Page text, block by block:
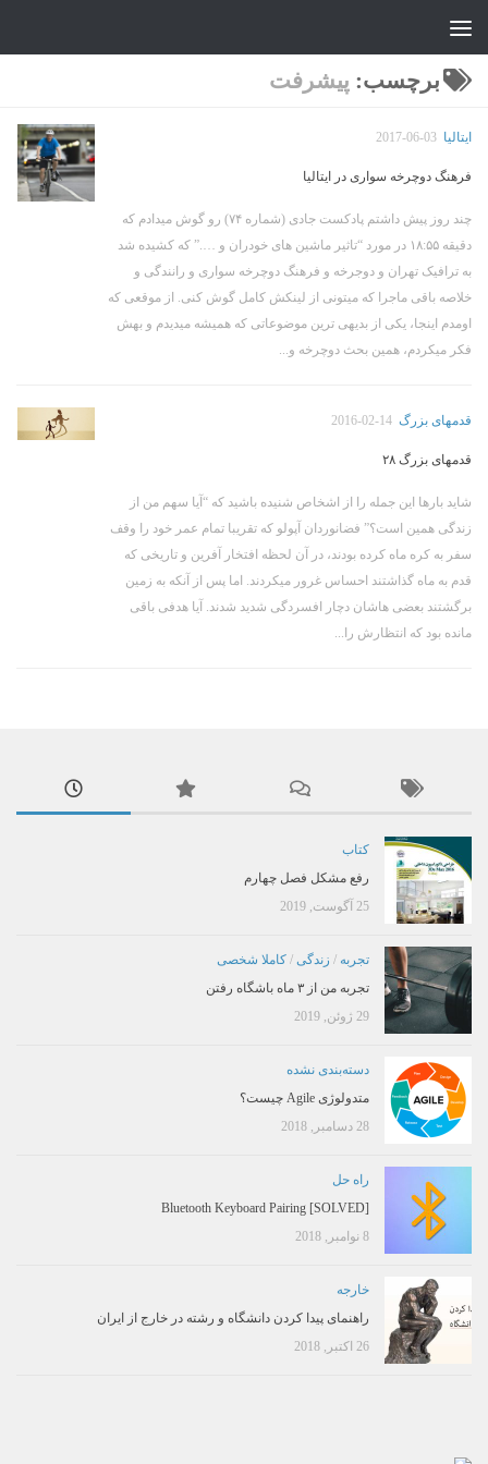
برچسب: پیشرفت
ایتالیا 2017-06-03
فرهنگ دوچرخه سواری در ایتالیا
چند روز پیش داشتم پادکست جادی (شماره ۷۴) رو گوش میدادم که
دقیقه ۱۸:۵۵ در مورد “تاثیر ماشین های خودران و ….” که کشیده شد
به ترافیک تهران و دوجرخه و فرهنگ دوچرخه سواری و رانندگی و
خلاصه باقی ماجرا که میتونی از لینکش کامل گوش کنی. از موقعی که
اومدم اینجا، یکی از بدیهی ترین موضوعاتی که همیشه میدیدم و بهش
فکر میکردم، همین بحث دوچرخه و...
قدمهای بزرگ 2016-02-14
قدمهای بزرگ ۲۸
شاید بارها این جمله را از اشخاص شنیده باشید که “آیا سهم من از
زندگی همین است؟” فضانوردان آپولو که تقریبا تمام عمر خود را وقف
سفر به کره ماه کرده بودند، در آن لحظه افتخار آفرین و تاریخی که
قدم به ماه گذاشتند احساس غرور میکردند. اما پس از آنکه به زمین
برگشتند بعضی هاشان دچار افسردگی شدید شدند. آیا هدفی باقی
مانده بود که انتظارش را...
کتاب
رفع مشکل فصل چهارم
25 آگوست, 2019
تجربه / زندگی / کاملا شخصی
تجربه من از ۳ ماه باشگاه رفتن
29 ژوئن, 2019
دسته‌بندی نشده
متدولوژی Agile چیست؟
28 دسامبر, 2018
راه حل
[SOLVED] Bluetooth Keyboard Pairing
8 نوامبر, 2018
خارجه
راهنمای پیدا کردن دانشگاه و رشته در خارج از ایران
26 اکتبر, 2018